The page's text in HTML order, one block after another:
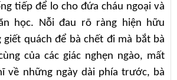
tiếp để lo cho đứa cháu ngoại và
học. Nỗi đau rõ ràng hiện hữu
quách để bà chết đi mà bắt bà
của các giác nghẹn ngào, mất
về những ngày dài phía trước, bà